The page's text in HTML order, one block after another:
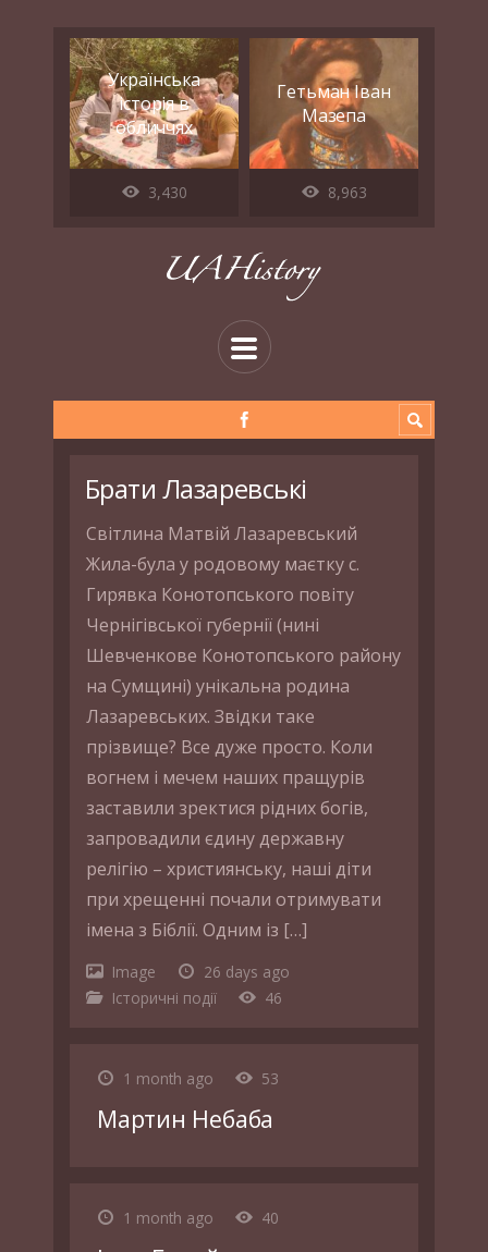
Українська
історія в
обличчях
3,430
Гетьман Іван
Мазепа
8,963
Брати Лазаревські
Світлина Матвій Лазаревський
Жила-була у родовому маєтку с.
Гирявка Конотопського повіту
Чернігівської губернії (нині
Шевченкове Конотопського району
на Сумщині) унікальна родина
Лазаревських. Звідки таке
прізвище? Все дуже просто. Коли
вогнем і мечем наших пращурів
заставили зректися рідних богів,
запровадили єдину державну
релігію – християнську, наші діти
при хрещенні почали отримувати
імена з Біблії. Одним із […]
Image
26 days ago
Історичні події
46
1 month ago 53
Мартин Небаба
1 month ago 40